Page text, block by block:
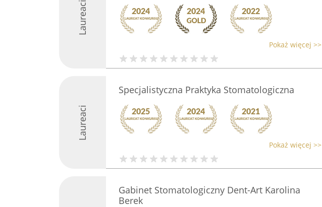
Laureaci
Pokaż więcej >>
Laureaci
Specjalistyczna Praktyka Stomatologiczna
Pokaż więcej >>
Gabinet Stomatologiczny Dent-Art Karolina
Berek